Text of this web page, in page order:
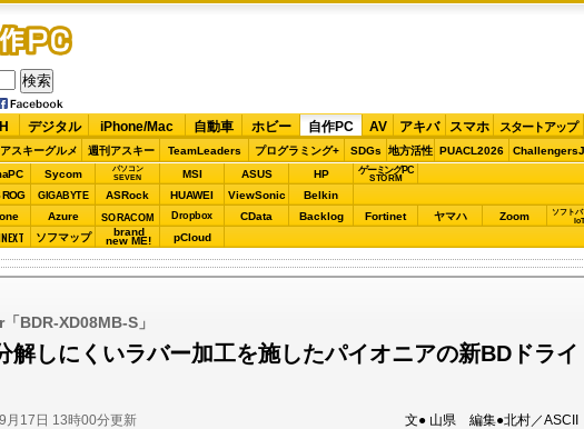
デジタル iPhone/Mac 自動車 ホビー 自作PC AV アキバ スマホ スタートアップ
アスキーグルメ 週刊アスキー TeamLeaders プログラミング+ SDGs 地方活性 PUACL2026
Sycom
パソコン
SEVEN
MSI ASUS HP ゲーミングPC
STORM
ROG GIGABYTE ASRock HUAWEI ViewSonic Belkin
Azure SORACOM Dropbox CData Backlog Fortinet ヤマハ Zoom
ソフト
IoT
ソフマップ brand
new ME! pCloud
BDR-XD08MB-S」
解しにくいラバー加工を施したパイオニアの新BDドライ
月17日 13時00分更新 文● 山県 編集●北村／ASCII